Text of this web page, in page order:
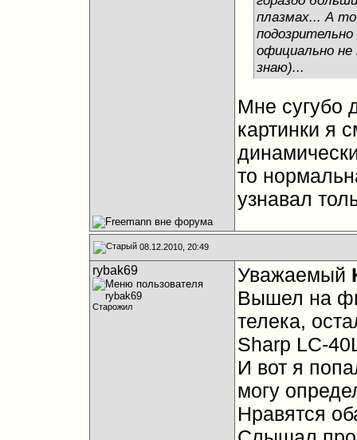
плазмах... А
официально
знаю)...
Мне сугубо
картинки я
то
узнавал
08.12.2010, 20:49
rybak69
Старожил
Уважаемый
Вышел на
телека,
Sharp LC-
И вот я
могу
Нравятся